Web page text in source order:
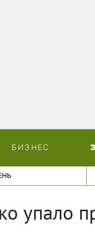
БИЗНЕС
упало